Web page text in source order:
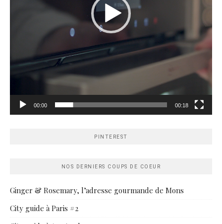
00:00 00:18
PINTEREST
NOS DERNIERS COUPS DE COEUR
Ginger & Rosemary, l’adresse gourmande de Mons
City guide à Paris #2